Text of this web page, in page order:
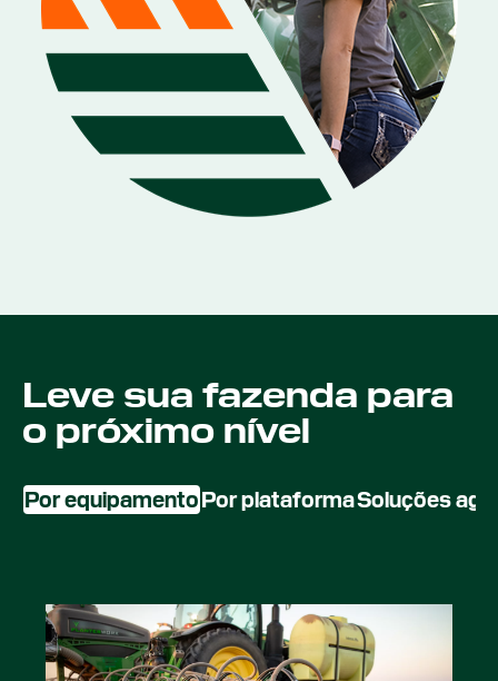
Leve sua fazenda para
o próximo nível
Por equipamentoPor plataformaSoluções